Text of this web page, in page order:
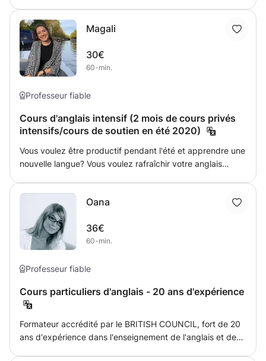
opérationnels tout de suite.C 'est pourquoi, je vous
apprends à utiliser les bases d'excel (Création de fichier,
mise en forme, graphique, Tableau croisé dynamique,
formules...) mais surtout vous donner des astuces
ce soit en finance....
Magali
30€
60-min.
Professeur fiable
Cours d'anglais intensif (2 mois de cours privés
intensifs/cours de soutien en été 2020)
Vous voulez être productif pendant l'été et apprendre une
nouvelle langue? Vous voulez rafraîchir votre anglais
intensif hebdomadaire (ou bi-hebdomadaire) de 2 mois,
pour profiter au maximum de votre été! Très ouvert
d'esprit, motivé, fiable et patiente, je m'adapterai à vos
besoins tout en vous donnant un cadre sérieux. Soyons
mon baccalauréat en HPE (histoire, politique et économie)
et instruit des enfants d'âges différents dans plusieurs
langues, je suis convaincu que 2 mois de cours d'anglais
intensifs peuvent faire une énorme différence pour tout
âges et niveaux!
Oana
36€
60-min.
Professeur fiable
Cours particuliers d'anglais - 20 ans d'expérience
Formateur accrédité par le BRITISH COUNCIL, fort de 20
ans d'expérience dans l'enseignement de l'anglais et des